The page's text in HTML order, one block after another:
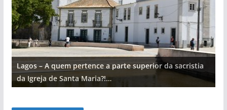
Lagos – A quem pertence a parte superior da sacristia
da Igreja de Santa Maria?!…